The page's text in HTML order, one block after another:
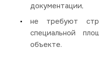
документации,
не требуют
специальной
объекте.